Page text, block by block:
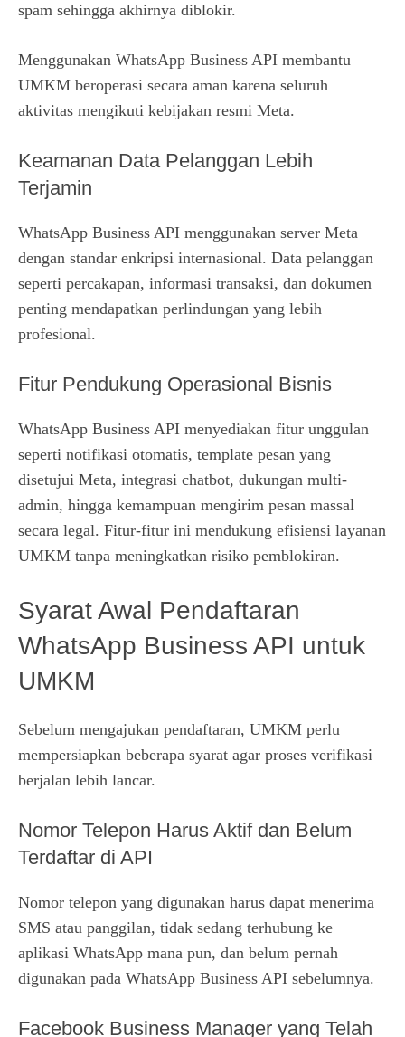
spam sehingga akhirnya diblokir.
Menggunakan WhatsApp Business API membantu
UMKM beroperasi secara aman karena seluruh
aktivitas mengikuti kebijakan resmi Meta.
Keamanan Data Pelanggan Lebih
Terjamin
WhatsApp Business API menggunakan server Meta
dengan standar enkripsi internasional. Data pelanggan
seperti percakapan, informasi transaksi, dan dokumen
penting mendapatkan perlindungan yang lebih
profesional.
Fitur Pendukung Operasional Bisnis
WhatsApp Business API menyediakan fitur unggulan
seperti notifikasi otomatis, template pesan yang
disetujui Meta, integrasi chatbot, dukungan multi-
admin, hingga kemampuan mengirim pesan massal
secara legal. Fitur-fitur ini mendukung efisiensi layanan
UMKM tanpa meningkatkan risiko pemblokiran.
Syarat Awal Pendaftaran
WhatsApp Business API untuk
UMKM
Sebelum mengajukan pendaftaran, UMKM perlu
mempersiapkan beberapa syarat agar proses verifikasi
berjalan lebih lancar.
Nomor Telepon Harus Aktif dan Belum
Terdaftar di API
Nomor telepon yang digunakan harus dapat menerima
SMS atau panggilan, tidak sedang terhubung ke
aplikasi WhatsApp mana pun, dan belum pernah
digunakan pada WhatsApp Business API sebelumnya.
Facebook Business Manager yang Telah